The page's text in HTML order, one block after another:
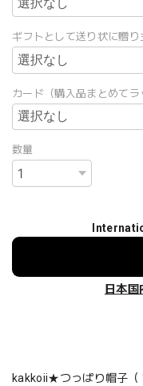
ギフトとして送り状に贈
カード（購入品まとめてラ
数量
日本
kakkoii★つっぱり帽子（